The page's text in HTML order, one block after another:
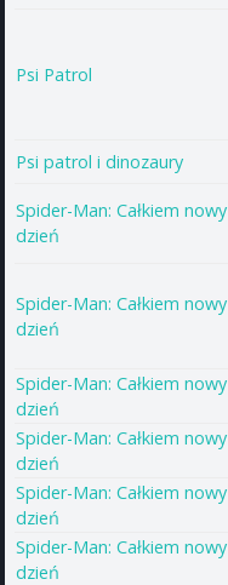
Psi Patrol
Psi patrol i dinozaury
Spider-Man: Całkiem nowy
dzień
Spider-Man: Całkiem nowy
dzień
Spider-Man: Całkiem nowy
dzień
Spider-Man: Całkiem nowy
dzień
Spider-Man: Całkiem nowy
dzień
Spider-Man: Całkiem nowy
dzień